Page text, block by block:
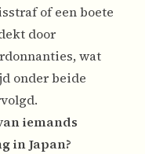
of een boete
door
wat
onder beide
iemands
in Japan?